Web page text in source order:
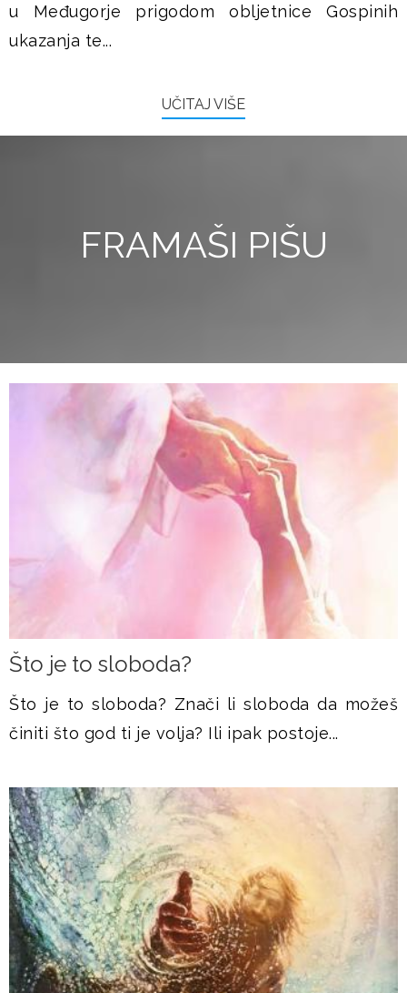
u Međugorje prigodom obljetnice Gospinih
ukazanja te...
UČITAJ VIŠE
FRAMAŠI PIŠU
Što je to sloboda?
Što je to sloboda? Znači li sloboda da možeš
činiti što god ti je volja? Ili ipak postoje...